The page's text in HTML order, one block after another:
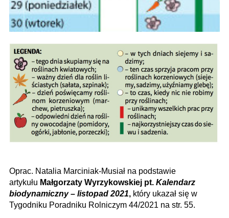
Oprac. Natalia Marciniak-Musiał na podstawie
artykułu Małgorzaty Wyrzykowskiej pt. Kalendarz
biodynamiczny – listopad 2021, który ukazał się w
Tygodniku Poradniku Rolniczym 44/2021 na str. 55.